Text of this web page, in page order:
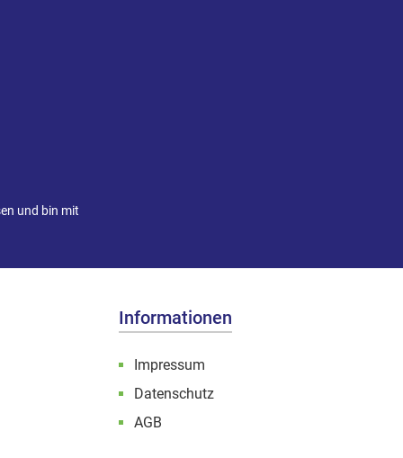
und bin mit
Informationen
Impressum
Datenschutz
AGB